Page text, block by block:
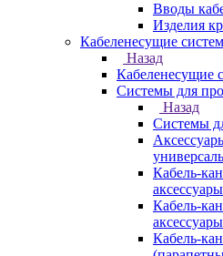
Вводы
Изделия
Кабеленесущие
Назад
Кабеленесущие
Системы для
Назад
Системы
Кабель-
аксессуары
Кабель-
аксессуары
Кабель-